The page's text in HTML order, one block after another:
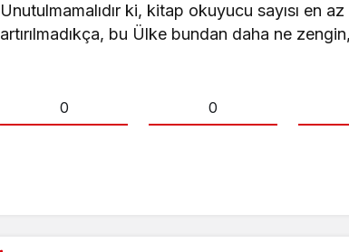
Unutulmamalıdır ki, kitap okuyucu sayısı en
artırılmadıkça, bu Ülke bundan daha ne
0 0